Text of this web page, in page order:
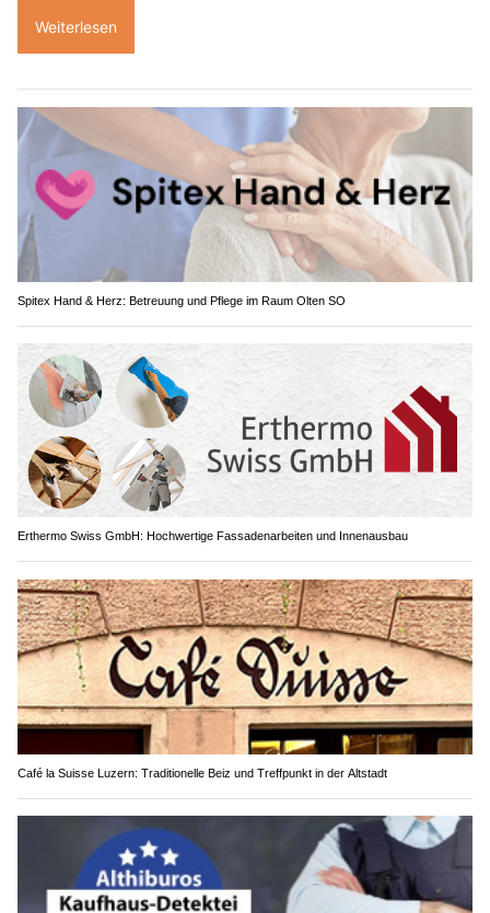
Weiterlesen
Spitex Hand & Herz: Betreuung und Pflege im Raum Olten SO
Erthermo Swiss GmbH: Hochwertige Fassadenarbeiten und Innenausbau
Café la Suisse Luzern: Traditionelle Beiz und Treffpunkt in der Altstadt